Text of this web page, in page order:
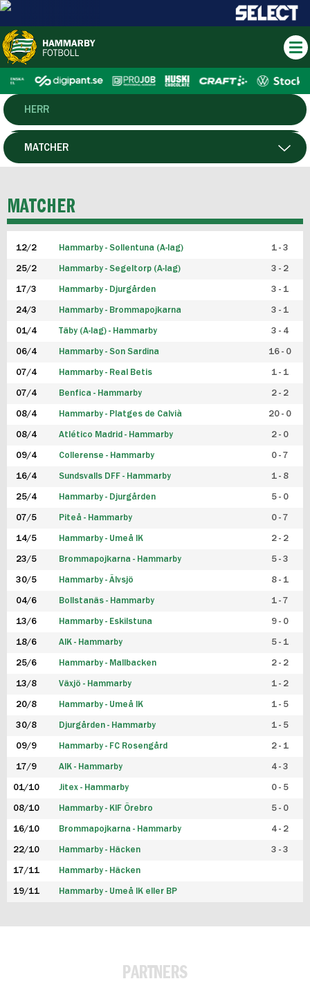
HERR
DAM
P19
F19
FUTSAL HERR
FUTSAL DAM
MATCHER
MATCHER
12/2 Hammarby - Sollentuna (A-lag) 1 - 3
25/2 Hammarby - Segeltorp (A-lag) 3 - 2
17/3 Hammarby - Djurgården 3 - 1
24/3 Hammarby - Brommapojkarna 3 - 1
01/4 Täby (A-lag) - Hammarby 3 - 4
06/4 Hammarby - Son Sardina 16 - 0
07/4 Hammarby - Real Betis 1 - 1
07/4 Benfica - Hammarby 2 - 2
08/4 Hammarby - Platges de Calvià 20 - 0
08/4 Atlético Madrid - Hammarby 2 - 0
09/4 Collerense - Hammarby 0 - 7
16/4 Sundsvalls DFF - Hammarby 1 - 8
25/4 Hammarby - Djurgården 5 - 0
07/5 Piteå - Hammarby 0 - 7
14/5 Hammarby - Umeå IK 2 - 2
23/5 Brommapojkarna - Hammarby 5 - 3
30/5 Hammarby - Älvsjö 8 - 1
04/6 Bollstanäs - Hammarby 1 - 7
13/6 Hammarby - Eskilstuna 9 - 0
18/6 AIK - Hammarby 5 - 1
25/6 Hammarby - Mallbacken 2 - 2
13/8 Växjö - Hammarby 1 - 2
20/8 Hammarby - Umeå IK 1 - 5
30/8 Djurgården - Hammarby 1 - 5
09/9 Hammarby - FC Rosengård 2 - 1
17/9 AIK - Hammarby 4 - 3
01/10 Jitex - Hammarby 0 - 5
08/10 Hammarby - KIF Örebro 5 - 0
16/10 Brommapojkarna - Hammarby 4 - 2
22/10 Hammarby - Häcken 3 - 3
17/11 Hammarby - Häcken
19/11 Hammarby - Umeå IK eller BP
PARTNERS